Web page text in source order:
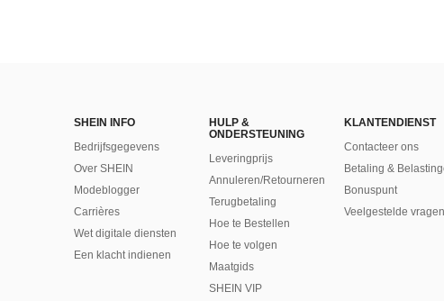
SHEIN INFO
Bedrijfsgegevens
Over SHEIN
Modeblogger
Carrières
Wet digitale diensten
Een klacht indienen
HULP &
ONDERSTEUNING
Leveringprijs
Annuleren/Retourneren
Terugbetaling
Hoe te Bestellen
Hoe te volgen
Maatgids
SHEIN VIP
KLANTENDIENST
Contacteer ons
Betaling &
Bonuspunt
Veelgestelde vragen